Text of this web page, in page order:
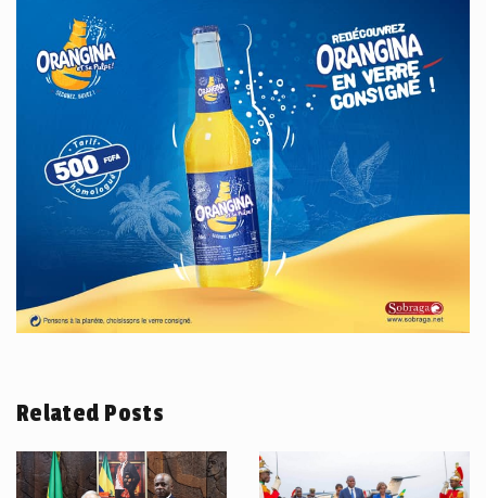
Related Posts